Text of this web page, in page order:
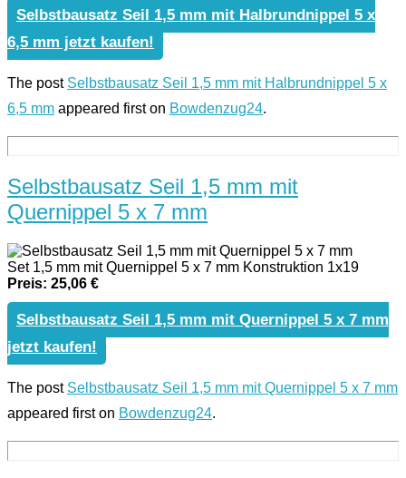
Selbstbausatz Seil 1,5 mm mit Halbrundnippel 5 x
6,5 mm jetzt kaufen!
The post Selbstbausatz Seil 1,5 mm mit Halbrundnippel 5 x
6,5 mm appeared first on Bowdenzug24.
Selbstbausatz Seil 1,5 mm mit
Quernippel 5 x 7 mm
Set 1,5 mm mit Quernippel 5 x 7 mm Konstruktion 1x19
Preis: 25,06 €
Selbstbausatz Seil 1,5 mm mit Quernippel 5 x 7 mm
jetzt kaufen!
The post Selbstbausatz Seil 1,5 mm mit Quernippel 5 x 7 mm
appeared first on Bowdenzug24.